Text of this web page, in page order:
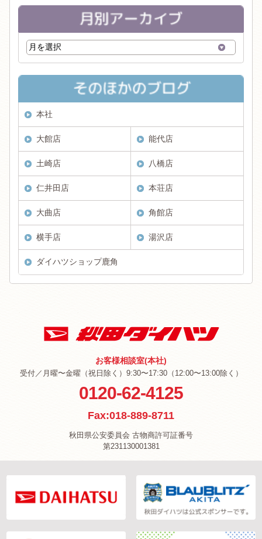
本社
大館店 能代店
土崎店 八橋店
仁井田店 本荘店
大曲店 角館店
横手店 湯沢店
ダイハツショップ鹿角
お客様相談室(本社)
受付／月曜〜金曜（祝日除く）9:30〜17:30（12:00〜13:00除く）
0120-62-4125
Fax:018-889-8711
秋田県公安委員会 古物商許可証番号
第231130001381